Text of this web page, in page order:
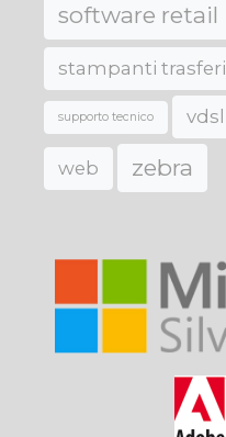
software retail
stampanti
supporto tecnico vdsl
web zebra